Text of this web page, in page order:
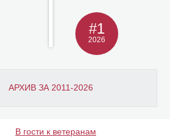
АРХИВ ЗА 2011-2026
#1
2026